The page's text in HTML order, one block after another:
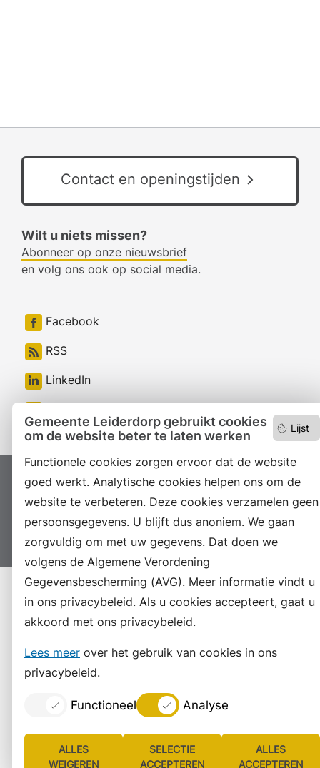
Lijst
Gemeente Leiderdorp gebruikt cookies
om de website beter te laten werken
Functionele cookies zorgen ervoor dat de website
goed werkt. Analytische cookies helpen ons om de
website te verbeteren. Deze cookies verzamelen geen
persoonsgegevens. U blijft dus anoniem. We gaan
zorgvuldig om met uw gegevens. Dat doen we
volgens de Algemene Verordening
Gegevensbescherming (AVG). Meer informatie vindt u
in ons privacybeleid. Als u cookies accepteert, gaat u
akkoord met ons privacybeleid.
Lees meer over het gebruik van cookies in ons
privacybeleid.
Functioneel Analyse
ALLES
WEIGEREN
SELECTIE
ACCEPTEREN
ALLES
ACCEPTEREN
Contact en openingstijden
Wilt u niets missen?
Abonneer op onze nieuwsbrief
en volg ons ook op social media.
Facebook
RSS
LinkedIn
Proclaimer Colofon
Toegankelijkheid
Sitemap
Privacyverklaring
Servicenormen
Suggesties
Vacatures